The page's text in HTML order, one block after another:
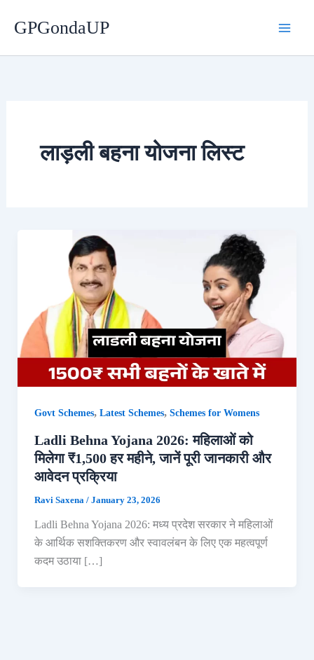
GPGondaUP
लाड़ली बहना योजना लिस्ट
Govt Schemes, Latest Schemes, Schemes for Womens
Ladli Behna Yojana 2026: महिलाओं को
मिलेगा ₹1,500 हर महीने, जानें पूरी जानकारी और
आवेदन प्रक्रिया
Ravi Saxena / January 23, 2026
Ladli Behna Yojana 2026: मध्य प्रदेश सरकार ने महिलाओं
के आर्थिक सशक्तिकरण और स्वावलंबन के लिए एक महत्वपूर्ण
कदम उठाया […]